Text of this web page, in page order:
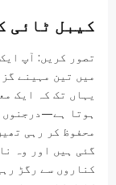
کیبل ٹائی
تصور کریں: آپ
میں تین مہینے
یہاں تک کہ ایک
ہوتا ہے—درجنوں
محفوظ کر رہی
گئی ہیں اور وہ
کناروں سے رگڑ